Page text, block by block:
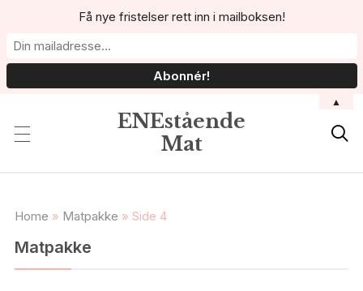
ENEstående
Mat

Home » Matpakke » Side 4
Matpakke
Få nye fristelser rett inn i mailboksen!
▲